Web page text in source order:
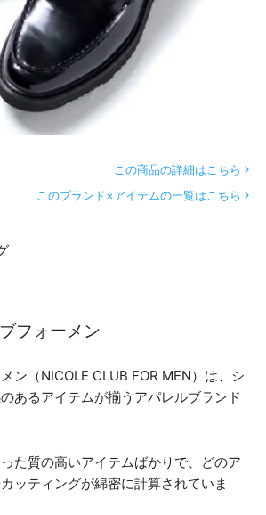
この商品の詳細はこちら
このブランド×アイテムの一覧はこちら
フォーメン
ン（NICOLE CLUB FOR MEN）は、シ
あるアイテムが揃うアパレルブランド
た質の高いアイテムばかりで、どのア
ッティングが綿密に計算されていま